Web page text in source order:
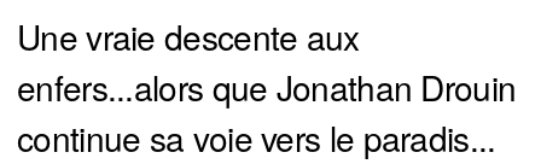
Une vraie descente aux
enfers...alors que Jonathan Drouin
continue sa voie vers le paradis...